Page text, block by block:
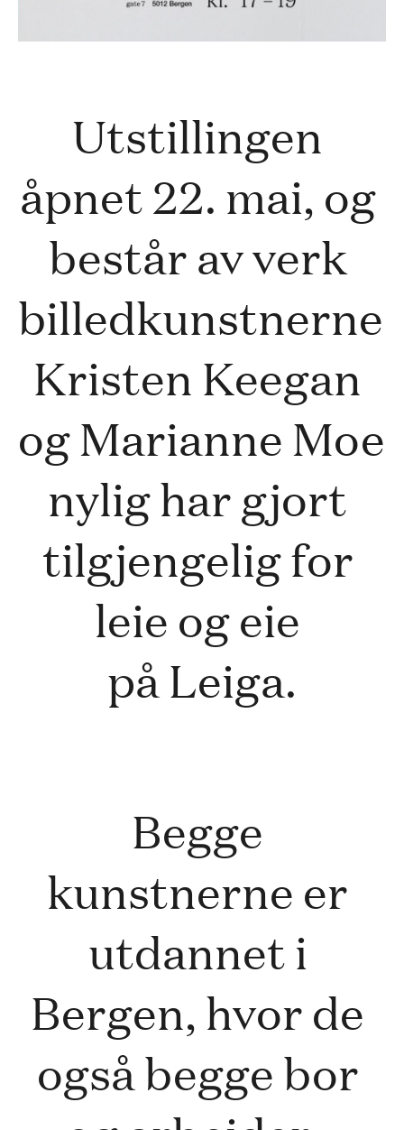
Utstillingen
åpnet 22. mai, og
består av verk
billedkunstnerne
Kristen Keegan
og Marianne Moe
nylig har gjort
tilgjengelig for
leie og eie
på Leiga.
Begge
kunstnerne er
utdannet i
Bergen, hvor de
også begge bor